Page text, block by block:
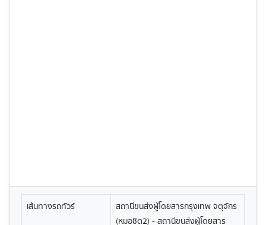
เส้นทางรถทัวร์
สถานีขนส่งผู้โดยสารกรุงเทพ จตุจักร
(หมอชิต2) - สถานีขนส่งผู้โดยสาร